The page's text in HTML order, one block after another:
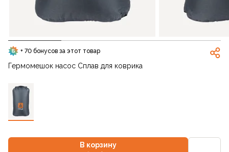
+ 70 бонусов за этот товар
Гермомешок насос Сплав для коврика
В корзину